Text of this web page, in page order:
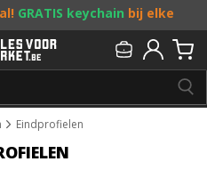
GRATIS keychain bij elke
acties! Doe je mee?
00 01
Eindprofielen